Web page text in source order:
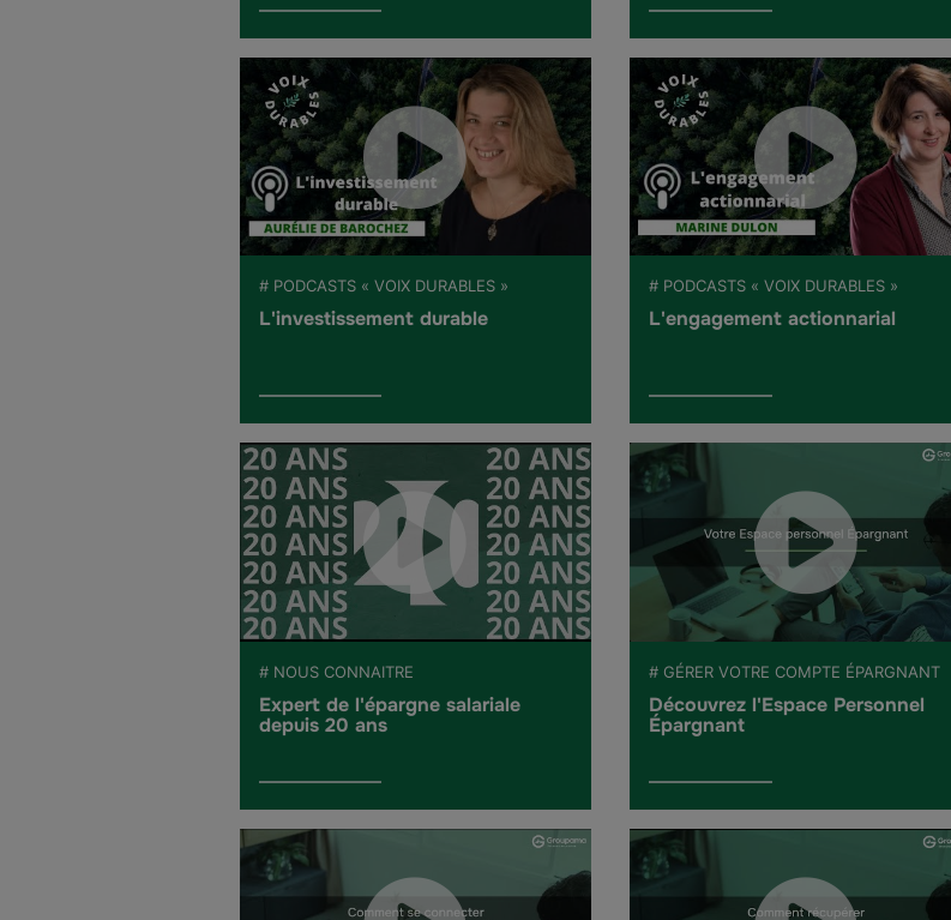
# PODCASTS « VOIX DURABLES »
L'investissement durable
# PODCASTS « VOIX DURABLES »
L'engagement actionnarial
# NOUS CONNAITRE
Expert de l'épargne salariale
depuis 20 ans
# GÉRER VOTRE COMPTE ÉPARGNANT
Découvrez l'Espace Personnel
Épargnant